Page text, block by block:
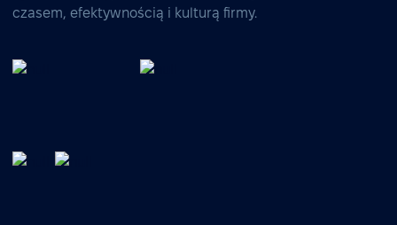
czasem, efektywnością i kulturą firmy.